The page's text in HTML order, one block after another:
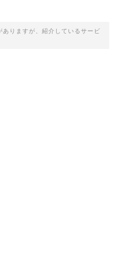
りますが、紹介しているサービ